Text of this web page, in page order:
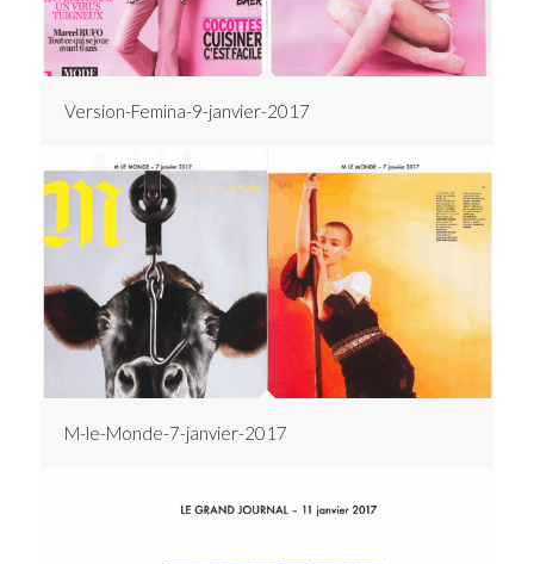
Version-Femina-9-janvier-2017
M-le-Monde-7-janvier-2017